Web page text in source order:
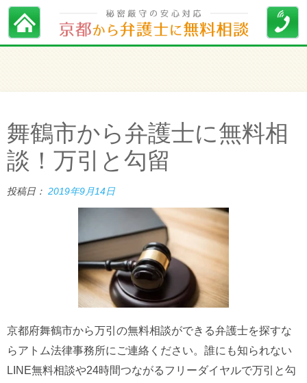
舞鶴市から弁護士に無料相
談！万引と勾留
投稿日： 2019年9月14日
京都府舞鶴市から万引の無料相談ができる弁護士を探すな
らアトム法律事務所にご連絡ください。誰にも知られない
LINE無料相談や24時間つながるフリーダイヤルで万引と勾